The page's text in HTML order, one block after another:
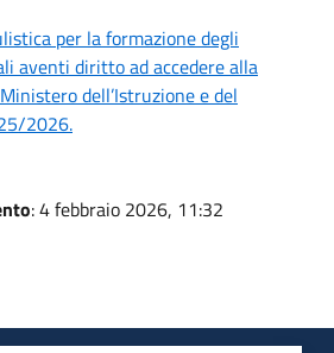
per la formazione degli
aventi diritto ad accedere alla
dell’Istruzione e del
2026.
: 4 febbraio 2026, 11:32